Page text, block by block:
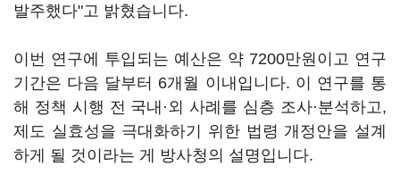
발주했다"고 밝혔습니다.
이번 연구에 투입되는 예산은 약 7200만원이고 연구
기간은 다음 달부터 6개월 이내입니다. 이 연구를 통
해 정책 시행 전 국내·외 사례를 심층 조사·분석하고,
제도 실효성을 극대화하기 위한 법령 개정안을 설계
하게 될 것이라는 게 방사청의 설명입니다.